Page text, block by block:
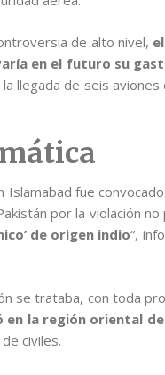
de alto nivel,
en el futuro su
llegada de seis
Islamabad fue
por la violación
de origen indio“,
se trataba, con toda
en la región oriental
civiles.